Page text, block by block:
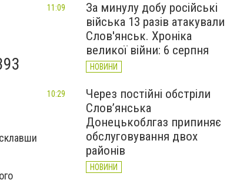
За минулу добу російські
війська 13 разів атакували
Слов'янськ. Хроніка
великої війни: 6 серпня
НОВИНИ
11:09
Через постійні обстріли
Слов’янська
Донецькоблгаз припиняє
обслуговування двох
районів
НОВИНИ
10:29